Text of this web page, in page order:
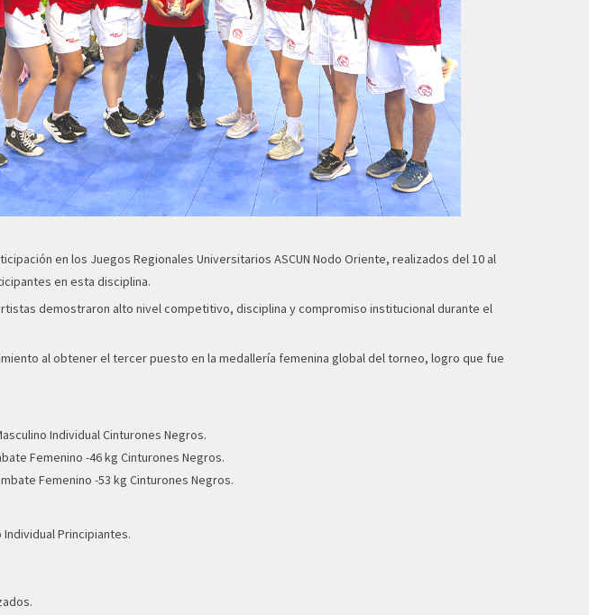
en los Juegos Regionales Universitarios ASCUN Nodo Oriente, realizados del 10 al
en esta disciplina.
demostraron alto nivel competitivo, disciplina y compromiso institucional durante el
al obtener el tercer puesto en la medallería femenina global del torneo, logro que fue
Individual Cinturones Negros.
Femenino -46 kg Cinturones Negros.
Femenino -53 kg Cinturones Negros.
Principiantes.